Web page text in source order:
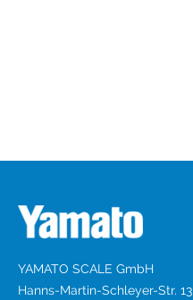
YAMATO SCALE GmbH
Hanns-Martin-Schleyer-Str. 13